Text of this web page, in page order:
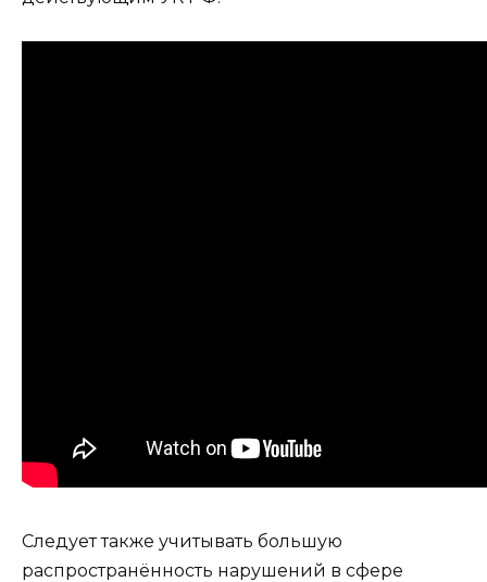
Следует также учитывать большую
распространённость нарушений в сфере